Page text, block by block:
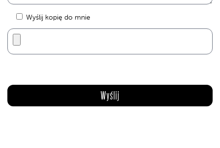
Wyślij kopię do mnie